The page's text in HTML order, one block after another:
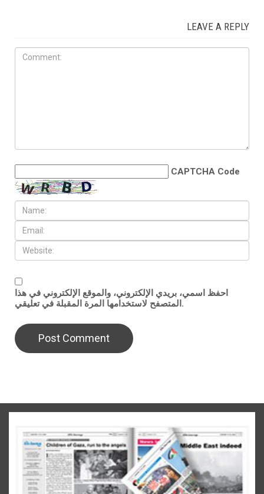
LEAVE A REPLY
CAPTCHA Code
احفظ اسمي، بريدي الإلكتروني، والموقع الإلكتروني في هذا
المتصفح لاستخدامها المرة المقبلة في تعليقي.